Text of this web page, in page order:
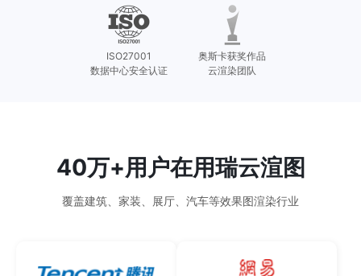
ISO27001
数据中心安全认证
奥斯卡获奖作品
云渲染团队
40万+用户在用瑞云渲图
覆盖建筑、家装、展厅、汽车等效果图渲染行业